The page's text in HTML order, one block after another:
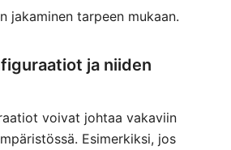
jakaminen tarpeen mukaan.
ja niiden
voivat johtaa vakaviin
Esimerkiksi, jos